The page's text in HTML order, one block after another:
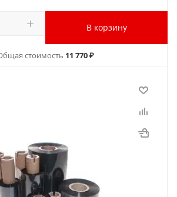
В корзину
стоимость 11 770 ₽